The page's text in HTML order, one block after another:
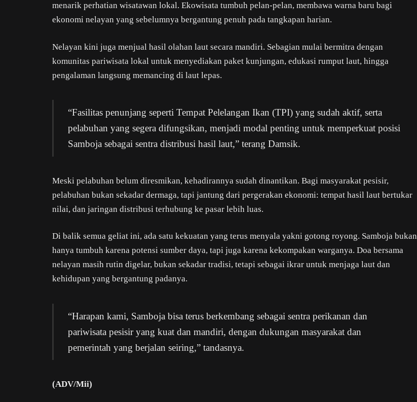
menarik perhatian wisatawan lokal. Ekowisata tumbuh pelan-pelan, membawa warna baru bagi
ekonomi nelayan yang sebelumnya bergantung penuh pada tangkapan harian.
Nelayan kini juga menjual hasil olahan laut secara mandiri. Sebagian mulai bermitra dengan
komunitas pariwisata lokal untuk menyediakan paket kunjungan, edukasi rumput laut, hingga
pengalaman langsung memancing di laut lepas.
“Fasilitas penunjang seperti Tempat Pelelangan Ikan (TPI) yang sudah aktif, serta
pelabuhan yang segera difungsikan, menjadi modal penting untuk memperkuat posisi
Samboja sebagai sentra distribusi hasil laut,” terang Damsik.
Meski pelabuhan belum diresmikan, kehadirannya sudah dinantikan. Bagi masyarakat pesisir,
pelabuhan bukan sekadar dermaga, tapi jantung dari pergerakan ekonomi: tempat hasil laut bertukar
nilai, dan jaringan distribusi terhubung ke pasar lebih luas.
Di balik semua geliat ini, ada satu kekuatan yang terus menyala yakni gotong royong. Samboja bukan
hanya tumbuh karena potensi sumber daya, tapi juga karena kekompakan warganya. Doa bersama
nelayan masih rutin digelar, bukan sekadar tradisi, tetapi sebagai ikrar untuk menjaga laut dan
kehidupan yang bergantung padanya.
“Harapan kami, Samboja bisa terus berkembang sebagai sentra perikanan dan
pariwisata pesisir yang kuat dan mandiri, dengan dukungan masyarakat dan
pemerintah yang berjalan seiring,” tandasnya.
(ADV/Mii)